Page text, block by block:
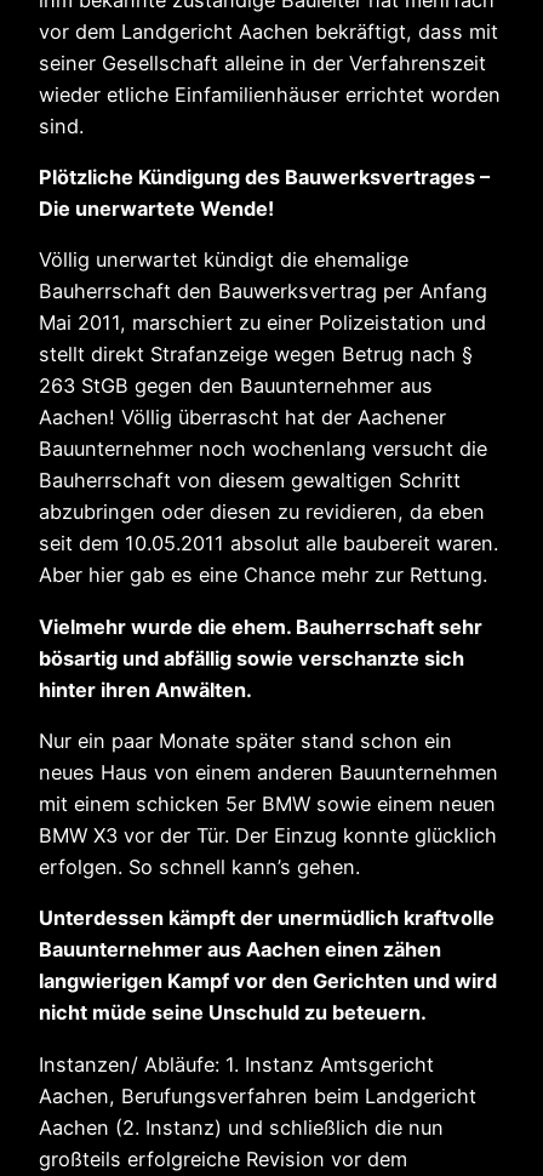
vor dem Landgericht Aachen bekräftigt, dass mit
seiner Gesellschaft alleine in der Verfahrenszeit
wieder etliche Einfamilienhäuser errichtet worden
sind.
Plötzliche Kündigung des Bauwerksvertrages –
Die unerwartete Wende!
Völlig unerwartet kündigt die ehemalige
Bauherrschaft den Bauwerksvertrag per Anfang
Mai 2011, marschiert zu einer Polizeistation und
stellt direkt Strafanzeige wegen Betrug nach §
263 StGB gegen den Bauunternehmer aus
Aachen! Völlig überrascht hat der Aachener
Bauunternehmer noch wochenlang versucht die
Bauherrschaft von diesem gewaltigen Schritt
abzubringen oder diesen zu revidieren, da eben
seit dem 10.05.2011 absolut alle baubereit waren.
Aber hier gab es eine Chance mehr zur Rettung.
Vielmehr wurde die ehem. Bauherrschaft sehr
bösartig und abfällig sowie verschanzte sich
hinter ihren Anwälten.
Nur ein paar Monate später stand schon ein
neues Haus von einem anderen Bauunternehmen
mit einem schicken 5er BMW sowie einem neuen
BMW X3 vor der Tür. Der Einzug konnte glücklich
erfolgen. So schnell kann’s gehen.
Unterdessen kämpft der unermüdlich kraftvolle
Bauunternehmer aus Aachen einen zähen
langwierigen Kampf vor den Gerichten und wird
nicht müde seine Unschuld zu beteuern.
Instanzen/ Abläufe: 1. Instanz Amtsgericht
Aachen, Berufungsverfahren beim Landgericht
Aachen (2. Instanz) und schließlich die nun
großteils erfolgreiche Revision vor dem